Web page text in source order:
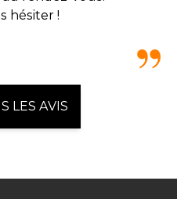
hésiter !
LES AVIS